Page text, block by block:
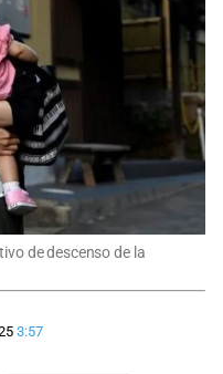
de descenso de la
3:57